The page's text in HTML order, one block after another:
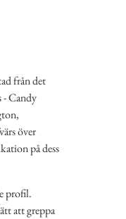
från det
- Candy
över
på dess
profil.
att greppa